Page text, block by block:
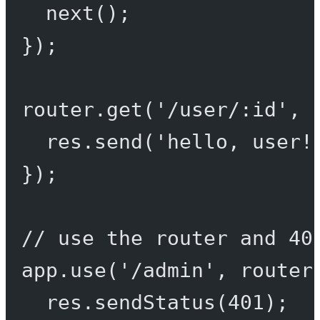
next ();
});
router. get ( '/user/:id' ,
res. send ( 'hello,
});
// use the router and
app. use( '/admin' ,
res. sendStatus (401 );